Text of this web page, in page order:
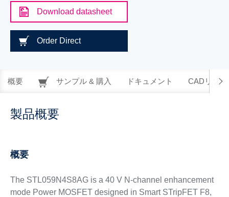
Download datasheet
Order Direct
概要 サンプル & 購入 ドキュメント CADリソー
製品概要
概要
The STL059N4S8AG is a 40 V N-channel enhancement
mode Power MOSFET designed in Smart STripFET F8,